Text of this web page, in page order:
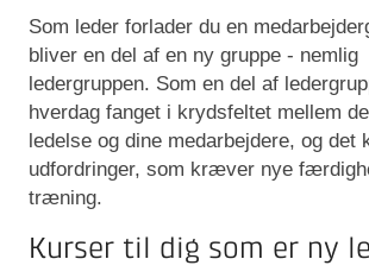
Som leder forlader du en
bliver en del af en ny gruppe - nemlig
ledergruppen. Som en del af
hverdag fanget i krydsfeltet mellem
ledelse og dine medarbejdere, og det
udfordringer, som kræver nye
træning.
Kurser til dig som er ny